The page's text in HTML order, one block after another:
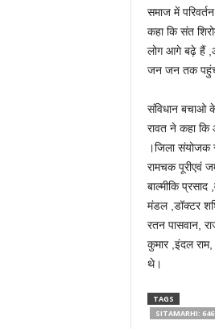
समाज में
कहा कि संत
लोग आगे बढ़े हैं
जन जन तक
संविधान बचाओ
रावत ने कहा कि
।जिला संयोजक
रामचक पूरीएवं
बाल्मीकि
मंडल ,डॉक्टर
रतन पासवान,
कुमार ,इंदल
थे।
TAGS
SITAMARHI: